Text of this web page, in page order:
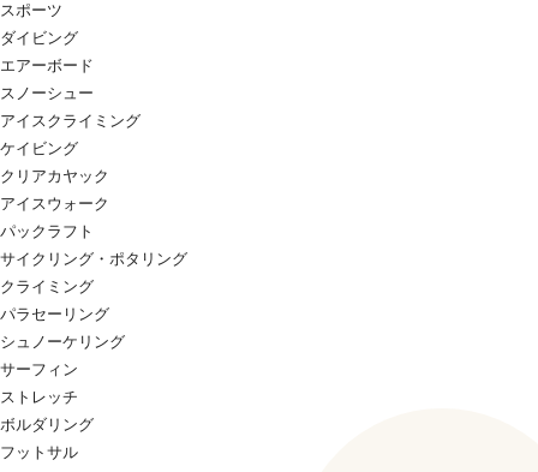
スポーツ
ダイビング
エアーボード
スノーシュー
アイスクライミング
ケイビング
クリアカヤック
アイスウォーク
パックラフト
サイクリング・ポタリング
クライミング
パラセーリング
シュノーケリング
サーフィン
ストレッチ
ボルダリング
フットサル